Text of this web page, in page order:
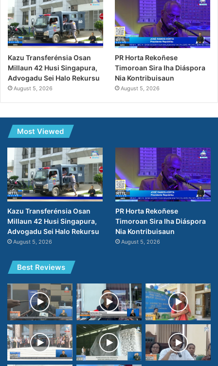
Kazu Transferénsia Osan
Millaun 42 Husi Singapura,
Advogadu Sei Halo Rekursu
August 5, 2026
PR Horta Rekoñese
Timoroan Sira Iha Diáspora
Nia Kontribuisaun
August 5, 2026
Most Viewed
Kazu Transferénsia Osan
Millaun 42 Husi Singapura,
Advogadu Sei Halo Rekursu
August 5, 2026
PR Horta Rekoñese
Timoroan Sira Iha Diáspora
Nia Kontribuisaun
August 5, 2026
Best Reviews